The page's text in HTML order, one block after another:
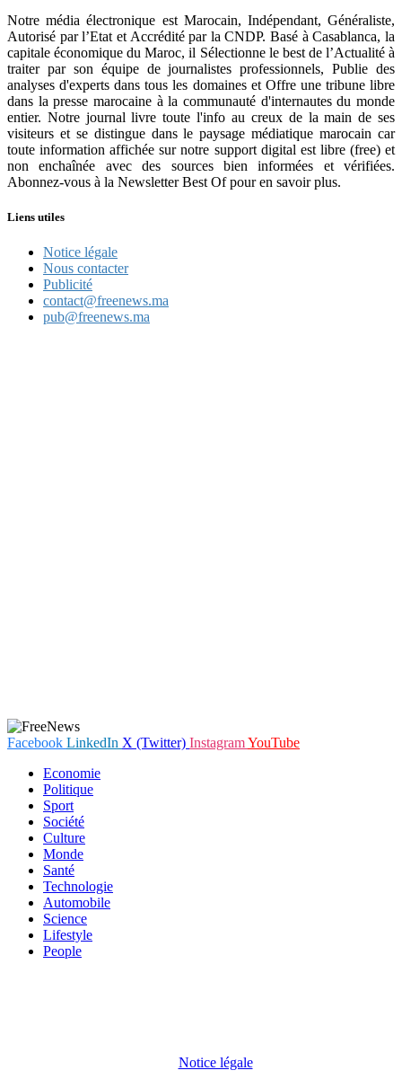
Notre média électronique est Marocain, Indépendant, Généraliste,
Autorisé par l’Etat et Accrédité par la CNDP. Basé à Casablanca, la
capitale économique du Maroc, il Sélectionne le best de l’Actualité à
traiter par son équipe de journalistes professionnels, Publie des
analyses d'experts dans tous les domaines et Offre une tribune libre
dans la presse marocaine à la communauté d'internautes du monde
entier. Notre journal livre toute l'info au creux de la main de ses
visiteurs et se distingue dans le paysage médiatique marocain car
toute information affichée sur notre support digital est libre (free) et
non enchaînée avec des sources bien informées et vérifiées.
Abonnez-vous à la Newsletter Best Of pour en savoir plus.
Liens utiles
Notice légale
Nous contacter
Publicité
contact@freenews.ma
pub@freenews.ma
Facebook LinkedIn X (Twitter) InstagramYouTube
Economie
Politique
Sport
Société
Culture
Monde
Santé
Technologie
Automobile
Science
Lifestyle
People
Notice légale.